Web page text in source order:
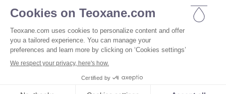
Werbekampagnen zu verwalten und zu
verbessern, damit wir Personen mit relevanten
Inhalten besser erreichen können.
Zielgerichtete Werbung. Wenn Sie eingewilligt
personenbezogene Daten über Sie (wie Ihren
Namen und Ihre E-Mail-Adresse) im Allgemeinen